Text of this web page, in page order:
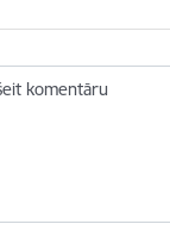
komentāru